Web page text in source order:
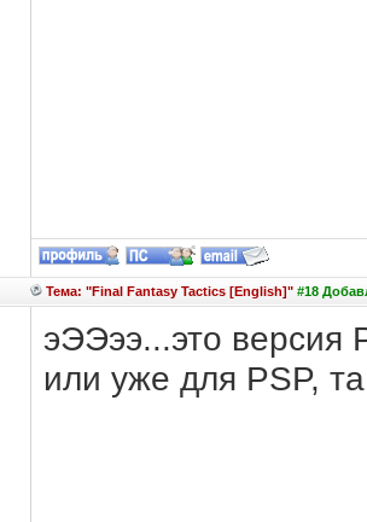
Тема: "Final Fantasy Tactics [English]"#18
эЭЭээ...это версия
или уже для PSP,